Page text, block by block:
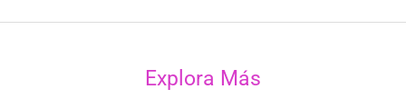
Explora Más